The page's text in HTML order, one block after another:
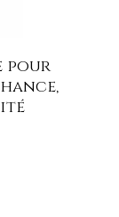
pour